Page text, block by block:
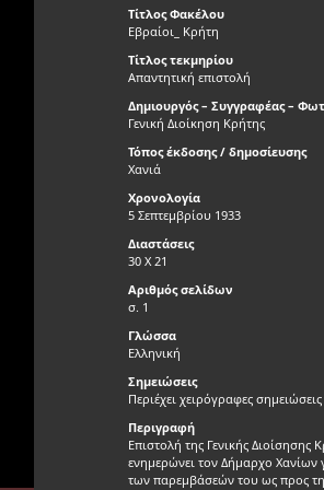
Τίτλος Φακέλου
Εβραίοι_ Κρήτη
Τίτλος τεκμηρίου
Απαντητική επιστολή
Δημιουργός – Συγγραφέας –
Γενική Διοίκηση Κρήτης
Τόπος έκδοσης / δημοσίευσης
Χανιά
Χρονολογία
5 Σεπτεμβρίου 1933
Διαστάσεις
30 Χ 21
Αριθμός σελίδων
σ. 1
Γλώσσα
Ελληνική
Σημειώσεις
Περιέχει χειρόγραφες σημειώσεις
Περιγραφή
Επιστολή της Γενικής Διοίσησης
ενημερώνει τον Δήμαρχο Χανίων
των παρεμβάσεών του ως προς